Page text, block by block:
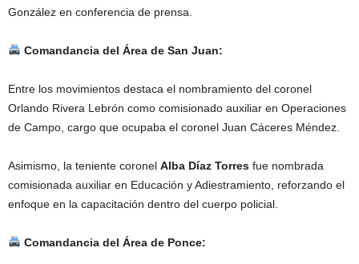
González en conferencia de prensa.
Comandancia del Área de San Juan:
Entre los movimientos destaca el nombramiento del coronel
Orlando Rivera Lebrón como comisionado auxiliar en Operaciones
de Campo, cargo que ocupaba el coronel Juan Cáceres Méndez.
Asimismo, la teniente coronel Alba Díaz Torres fue nombrada
comisionada auxiliar en Educación y Adiestramiento, reforzando el
enfoque en la capacitación dentro del cuerpo policial.
Comandancia del Área de Ponce: